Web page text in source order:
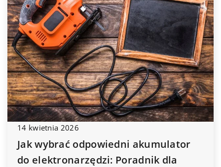
14 kwietnia 2026
Jak wybrać odpowiedni akumulator
do elektronarzędzi: Poradnik dla